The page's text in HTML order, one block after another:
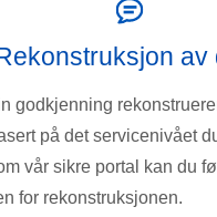
av
godkjenning
på det servicenivået
vår sikre portal kan du
for rekonstruksjonen.